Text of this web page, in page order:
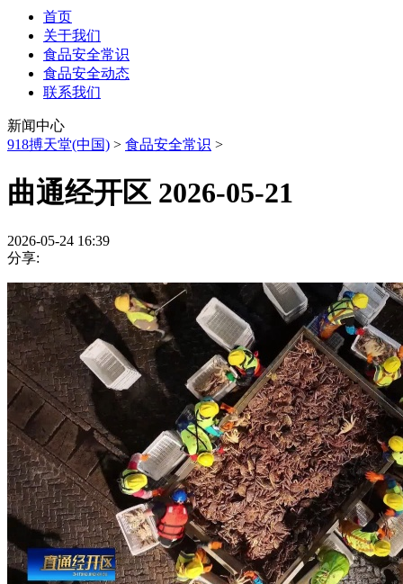
首页
关于我们
食品安全常识
食品安全动态
联系我们
新闻中心
918搏天堂(中国) > 食品安全常识 >
曲通经开区 2026-05-21
2026-05-24 16:39
分享: